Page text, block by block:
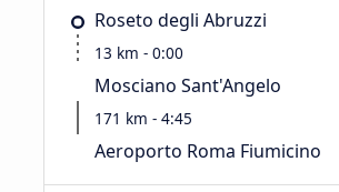
Roseto degli Abruzzi
13 km - 0:00
Mosciano Sant'Angelo
171 km - 4:45
Aeroporto Roma Fiumicino